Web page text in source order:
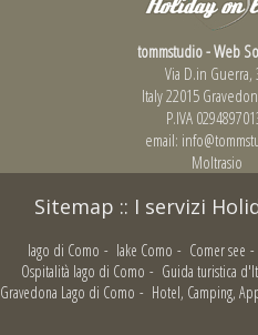
tommstudio - Web
Via D.in Guerra,
Italy 22015
P.IVA
email:
Moltrasio
Sitemap :: I servizi
lago di Como - lake Como - Comer see -
Ospitalità lago di Como - Guida turistica
Gravedona Lago di Como - Hotel, Camping,